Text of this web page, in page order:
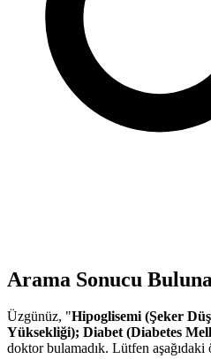
Arama Sonucu
Üzgünüz, "Hipoglisemi (Şeker
Yüksekliği); Diabet (Diabetes
doktor bulamadık. Lütfen